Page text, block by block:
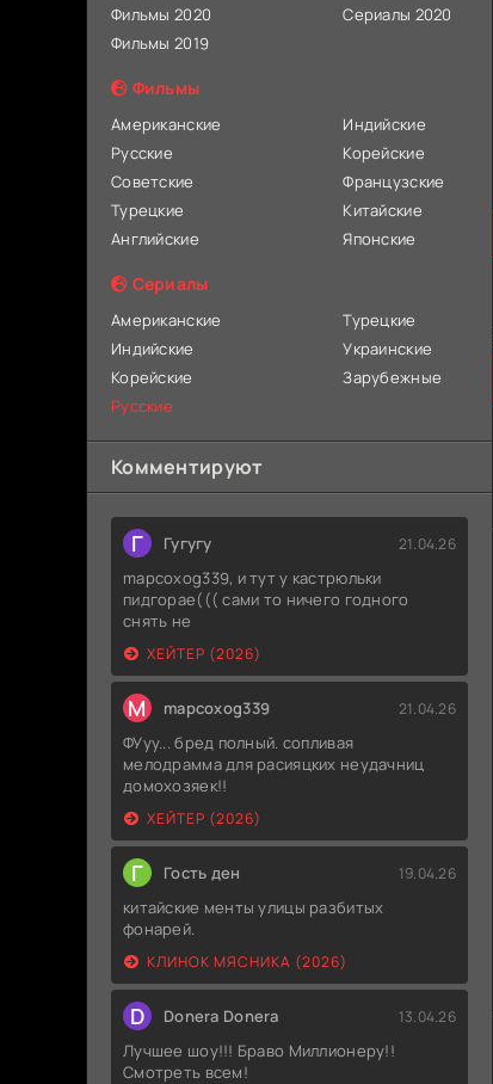
Фильмы 2020
Фильмы 2019
Сериалы 2020
Фильмы
Американские
Русские
Советские
Турецкие
Английские
Индийские
Корейские
Французские
Китайские
Японские
Сериалы
Американские
Индийские
Корейские
Русские
Турецкие
Украинские
Зарубежные
Комментируют
Г Гугугу 21.04.26
mapcoxog339, и тут у кастрюльки
пидгорае((( сами то ничего годного
снять не
ХЕЙТЕР (2026)
M mapcoxog339 21.04.26
ФУуу... бред полный. сопливая
мелодрамма для расияцких неудачниц
домохозяек!!
ХЕЙТЕР (2026)
Г Гость ден 19.04.26
китайские менты улицы разбитых
фонарей.
КЛИНОК МЯСНИКА (2026)
D Donera Donera 13.04.26
Лучшее шоу!!! Браво Миллионеру!!
Смотреть всем!